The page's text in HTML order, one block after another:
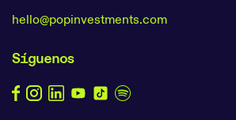
hello@popinvestments.com
Síguenos